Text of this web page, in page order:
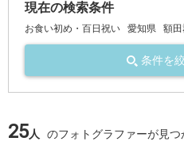
現在の検索条件
お食い初め・百日祝い 愛知県 額
条件を
25人 のフォトグラファーが見つ